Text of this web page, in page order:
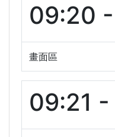
09:20
畫面區
09:21